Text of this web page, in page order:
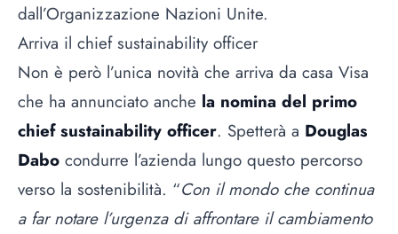
dall’Organizzazione Nazioni Unite.
Arriva il chief sustainability officer
Non è però l’unica novità che arriva da casa Visa
che ha annunciato anche la nomina del primo
chief sustainability officer. Spetterà a Douglas
Dabo condurre l’azienda lungo questo percorso
verso la sostenibilità. “Con il mondo che continua
a far notare l’urgenza di affrontare il cambiamento